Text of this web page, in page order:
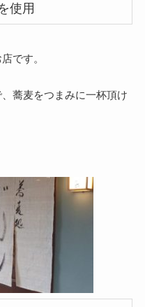
使用
です。
蕎麦をつまみに一杯頂け